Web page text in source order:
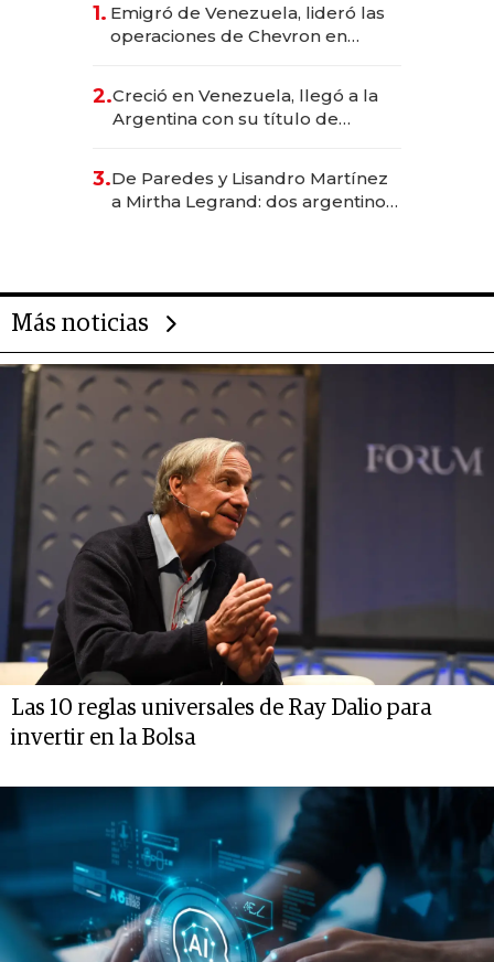
1. Emigró de Venezuela, lideró las
operaciones de Chevron en
2.Creció en Venezuela, llegó a la
Argentina con su título de
las marcas "fast premium"
3.De Paredes y Lisandro Martínez
a Mirtha Legrand: dos argentinos
Más noticias
Las 10 reglas universales de Ray Dalio para
invertir en la Bolsa